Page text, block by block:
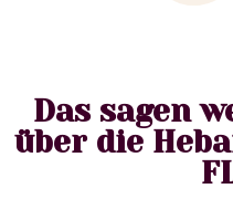
Das sagen
über die